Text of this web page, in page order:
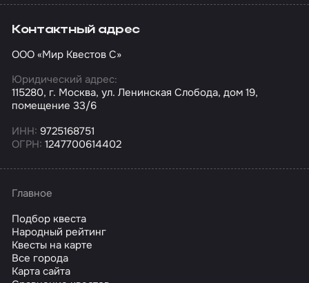
Контактный адрес
ООО «Мир Квестов С»
Юридический адрес:
115280, г. Москва, ул. Ленинская Слобода, дом 19,
помещение 33/6
ИНН: 9725168751
ОГРН: 1247700614402
Главное
Подбор квеста
Народный рейтинг
Квесты на карте
Все города
Карта сайта